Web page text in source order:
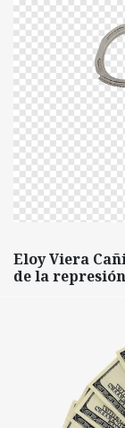
Eloy Viera
de la